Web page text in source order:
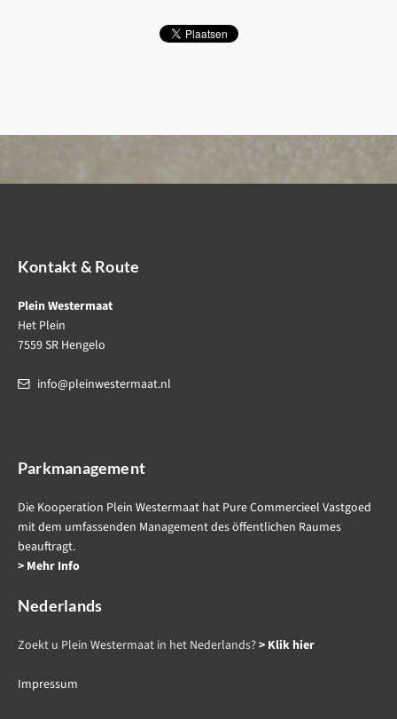
Kontakt & Route
Plein Westermaat
Het Plein
7559 SR Hengelo
info@pleinwestermaat.nl
Parkmanagement
Die Kooperation Plein Westermaat hat Pure Commercieel Vastgoed
mit dem umfassenden Management des öffentlichen Raumes
beauftragt.
> Mehr Info
Nederlands
Zoekt u Plein Westermaat in het Nederlands?> Klik hier
Impressum